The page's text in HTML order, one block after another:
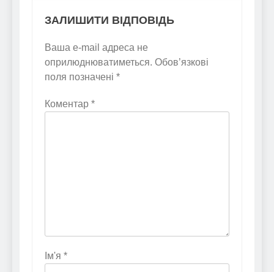
ЗАЛИШИТИ ВІДПОВІДЬ
Ваша e-mail адреса не
оприлюднюватиметься. Обов’язкові
поля позначені *
Коментар *
Ім'я *